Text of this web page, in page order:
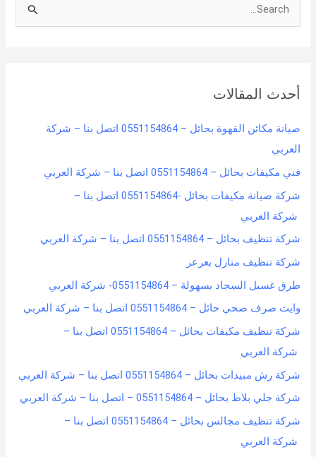
c
f
o
r
:
أحدث المقالات
صيانة مكائن القهوة بحائل – 0551154864 اتصل بنا – شركة
العربي
فني مكيفات بحائل – 0551154864 اتصل بنا – شركة العربي
شركة صيانة مكيفات بحائل -0551154864 اتصل بنا –
شركة العربي
شركة تنظيف بحائل – 0551154864 اتصل بنا – شركة العربي
شركة تنظيف منازل بعرعر
طرق غسيل السجاد بسهولة – 0551154864- شركة العربي
وايت صرف صحي حائل – 0551154864 اتصل بنا – شركة العربي
شركة تنظيف مكيفات بحائل – 0551154864 اتصل بنا –
شركة العربي
شركة رش مبيدات بحائل – 0551154864 اتصل بنا – شركة العربي
شركة جلي بلاط بحائل – 0551154864 – اتصل بنا – شركة العربي
شركة تنظيف مجالس بحائل – 0551154864 اتصل بنا –
شركة العربي